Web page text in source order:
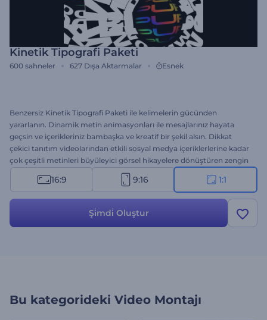
Kinetik Tipografi Paketi
600 sahneler 627 Dışa Aktarmalar Esnek
Benzersiz Kinetik Tipografi Paketi ile kelimelerin gücünden
yararlanın. Dinamik metin animasyonları ile mesajlarınız hayata
geçsin ve içerikleriniz bambaşka ve kreatif bir şekil alsın. Dikkat
çekici tanıtım videolarından etkili sosyal medya içeriklerlerine kadar
çok çeşitli metinleri büyüleyici görsel hikayelere dönüştüren zengin
tipografi animasyonları bu şablonda. Özelleştirmek de son derece
kolay: beğendiğiniz sahneleri seçin ve kendi metin, resim, video,
Hemen kullanın ve izleyiciler üzerinde kalıcı bir etki bırakın!
16:9 9:16 1:1
Şi̇mdi̇ Oluştur
Bu kategorideki Video Montajı